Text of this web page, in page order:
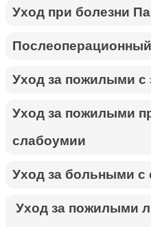
Уход при болезни
Уход за пожилыми с
Уход за пожилыми
слабоумии
Уход за больными с
Уход за пожилыми